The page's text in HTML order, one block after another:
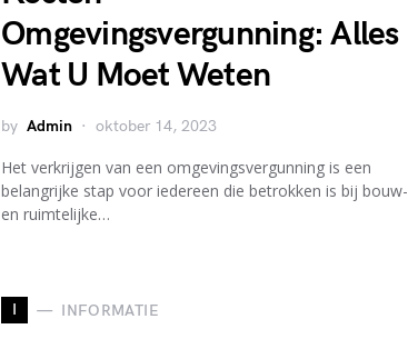
Omgevingsvergunning: Alles
Wat U Moet Weten
by Admin oktober 14, 2023
Het verkrijgen van een omgevingsvergunning is een
belangrijke stap voor iedereen die betrokken is bij bouw-
en ruimtelijke…
I INFORMATIE